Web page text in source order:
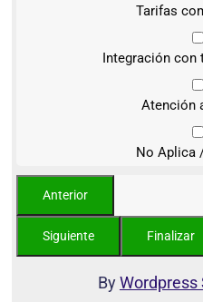
Tarifas
Integración con
Atención
No Aplica
ByWordpress